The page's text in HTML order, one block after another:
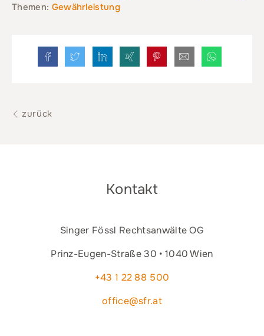
Themen: Gewährleistung
zurück
Kontakt
Singer Fössl Rechtsanwälte OG
Prinz-Eugen-Straße 30 • 1040 Wien
+43 1 22 88 500
office@sfr.at